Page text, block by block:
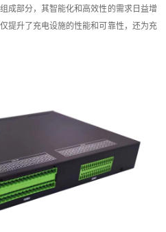
成部分，其智能化和高效性的需求日益增
提升了充电设施的性能和可靠性，还为充